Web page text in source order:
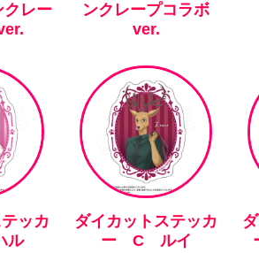
クレー
ンクレープコラボ
ver.
ッカ
ダイカットステッカ
ー C ルイ